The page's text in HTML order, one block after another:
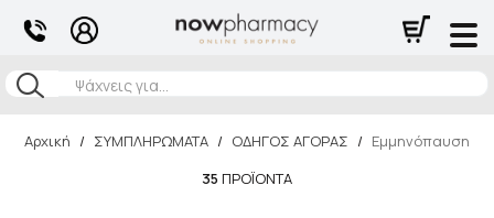
Αναζήτηση
Αρχική / ΣΥΜΠΛΗΡΩΜΑΤΑ / ΟΔΗΓΟΣ ΑΓΟΡΑΣ / Εμμηνόπαυση
35 ΠΡΟΪΌΝΤΑ